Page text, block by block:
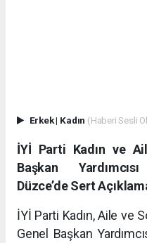
Erkek| Kadın (Haberi Sesli
İYİ Parti Kadın ve
Başkan
Düzce’de Sert
İYİ Parti Kadın, Aile ve
Genel Başkan